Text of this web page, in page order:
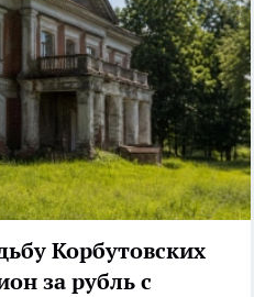
Корбутовских
за рубль с